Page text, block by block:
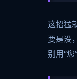
这招猛
要是没
别用“